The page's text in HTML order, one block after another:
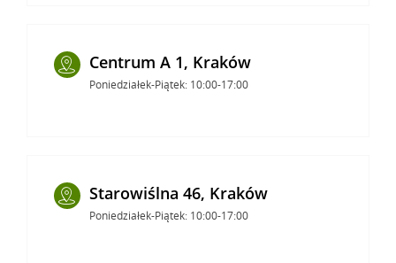
Centrum A 1, Kraków
Poniedziałek-Piątek: 10:00-17:00
Starowiślna 46, Kraków
Poniedziałek-Piątek: 10:00-17:00